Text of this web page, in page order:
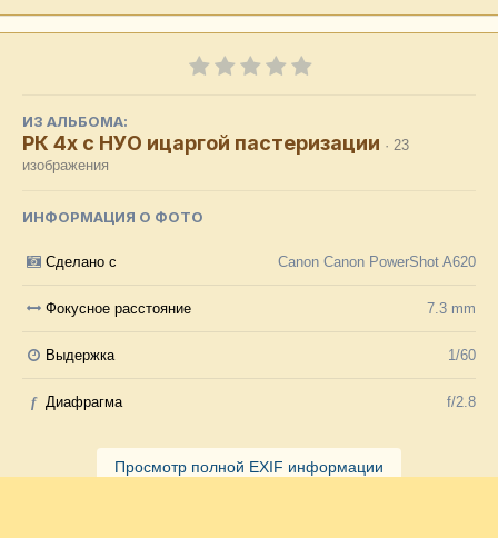
ИЗ АЛЬБОМА:
РК 4х с НУО ицаргой пастеризации · 23
изображения
ИНФОРМАЦИЯ О ФОТО
Сделано с Canon Canon PowerShot A620
Фокусное расстояние 7.3 mm
Выдержка 1/60
f Диафрагма f/2.8
Просмотр полной EXIF информации